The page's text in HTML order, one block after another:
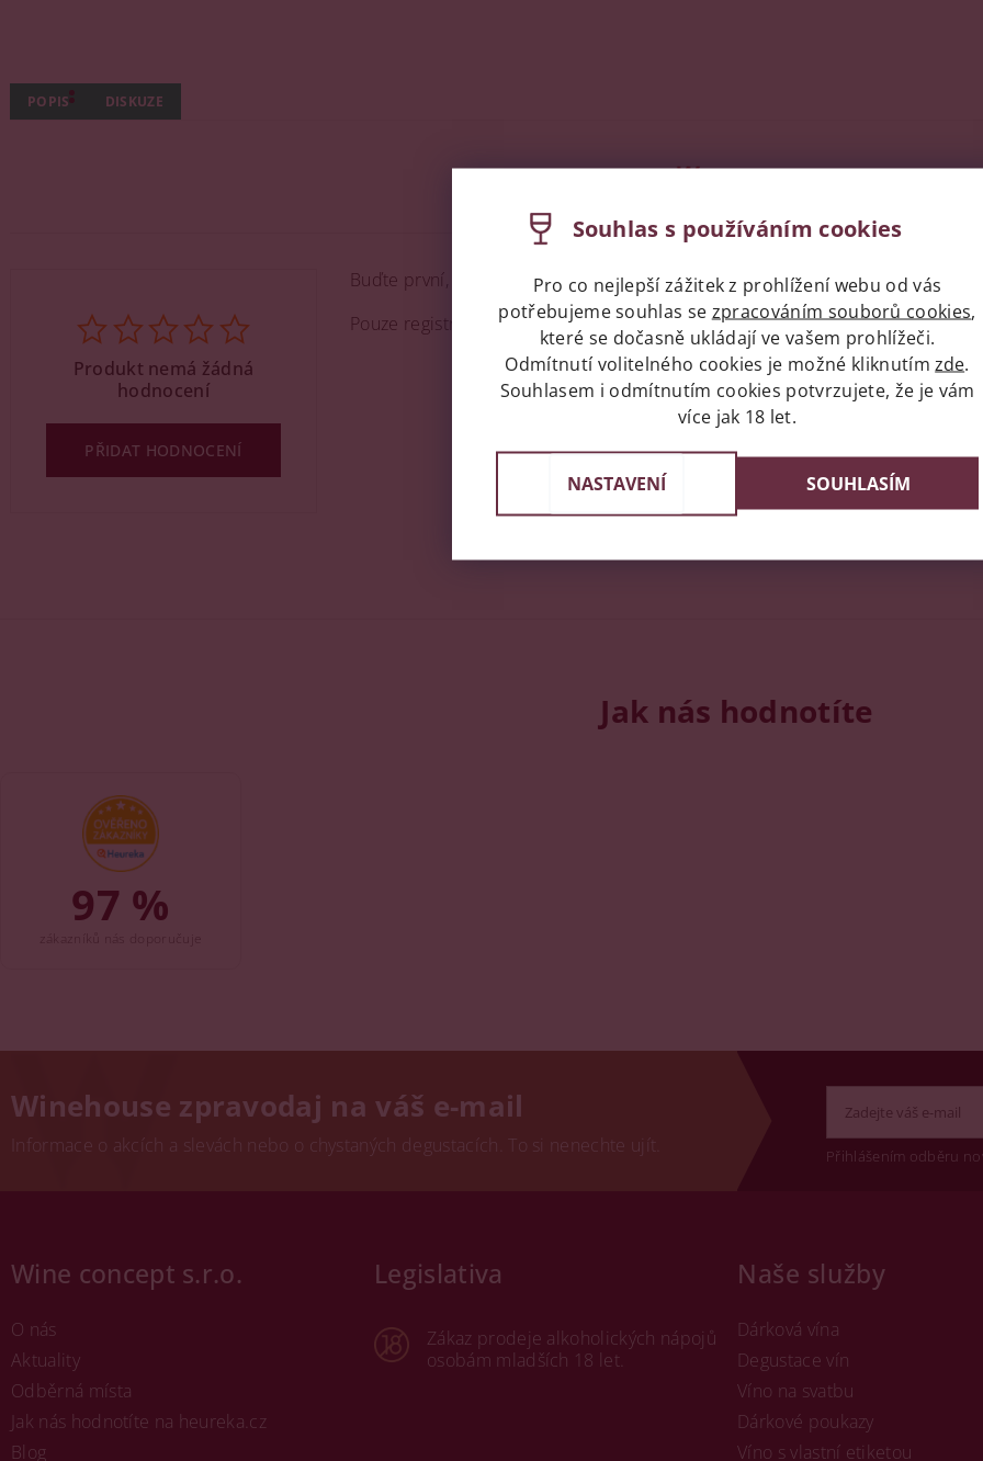
POPIS DISKUZE
Buďte první, kdo napíše příspěvek k této položce.
Pouze registrovaní uživatelé mohou vkládat příspěvky. Prosímpřihlaste se
Produkt nemá žádná
hodnocení
PŘIDAT HODNOCENÍ
Jak nás hodnotíte
97 %
Winehouse zpravodaj na váš e-mail
Informace o akcích a slevách nebo o chystaných degustacích. To si nenechte ujít. Přihlášením odběru
Wine concept s.r.o.
O nás
Aktuality
Odběrná místa
Jak nás hodnotíte na heureka.cz
Blog
Legislativa
Zákaz prodeje alkoholických nápojů
osobám mladších 18 let.
Naše služby
Dárková vína
Degustace vín
Víno na svatbu
Dárkové poukazy
Víno s vlastní etiketou
Souhlas s používáním cookies
Pro co nejlepší zážitek z prohlížení webu od vás
potřebujeme souhlas se zpracováním souborů cookies,
které se dočasně ukládají ve vašem prohlížeči.
Odmítnutí volitelného cookies je možné kliknutím zde.
Souhlasem i odmítnutím cookies potvrzujete, že je vám
více jak 18 let.
NASTAVENÍ SOUHLASÍM